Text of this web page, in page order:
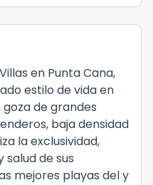
en Punta Cana,
estilo de vida en
de grandes
baja densidad
la exclusividad,
salud de sus
mejores playas del y